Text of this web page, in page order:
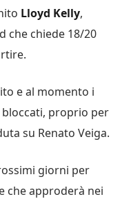
Lloyd Kelly,
che chiede 18/20
e al momento i
proprio per
su Renato Veiga.
giorni per
che approderà nei